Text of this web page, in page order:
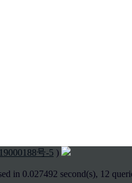
号-5 )
in 0.027492 second(s), 12